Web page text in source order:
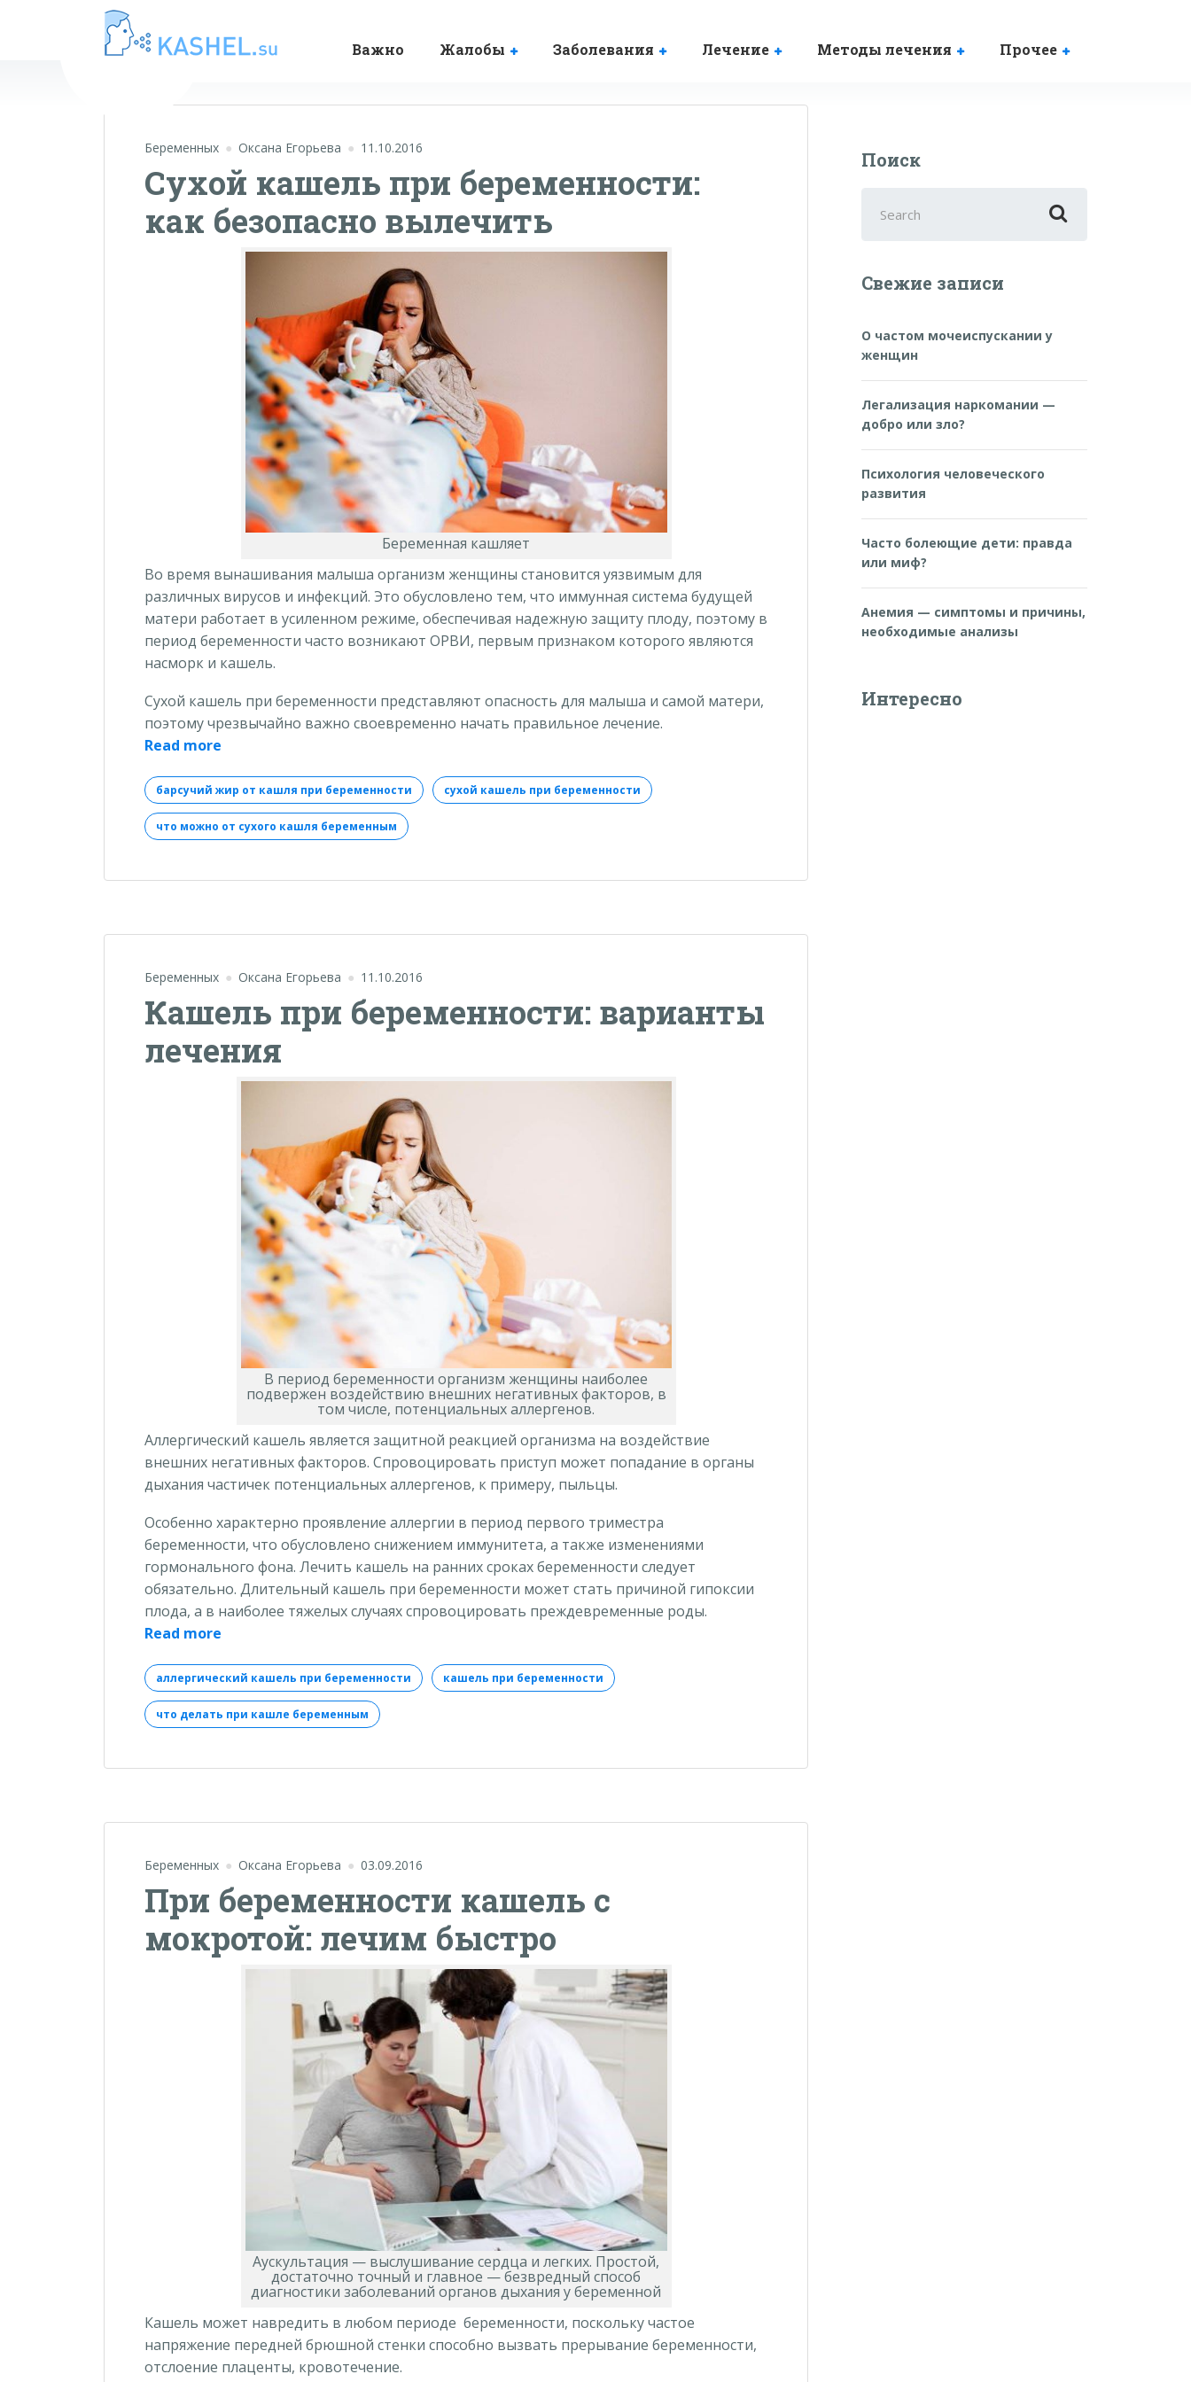
Важно Жалобы Заболевания Лечение Методы лечения Прочее
Беременных Оксана Егорьева 11.10.2016
Сухой кашель при беременности:
как безопасно вылечить
Беременная кашляет
Во время вынашивания малыша организм женщины становится уязвимым для
различных вирусов и инфекций. Это обусловлено тем, что иммунная система будущей
матери работает в усиленном режиме, обеспечивая надежную защиту плоду, поэтому в
период беременности часто возникают ОРВИ, первым признаком которого являются
насморк и кашель.
Сухой кашель при беременности представляют опасность для малыша и самой матери,
поэтому чрезвычайно важно своевременно начать правильное лечение.
Read more
при
беременности:
как
вылечить»
барсучий жир от кашля при беременности сухой кашель при беременности
что можно от сухого кашля беременным
Беременных Оксана Егорьева 11.10.2016
Кашель при беременности: варианты
лечения
В период беременности организм женщины наиболее
подвержен воздействию внешних негативных факторов, в
том числе, потенциальных аллергенов.
Аллергический кашель является защитной реакцией организма на воздействие
внешних негативных факторов. Спровоцировать приступ может попадание в органы
дыхания частичек потенциальных аллергенов, к примеру, пыльцы.
Особенно характерно проявление аллергии в период первого триместра
беременности, что обусловлено снижением иммунитета, а также изменениями
гормонального фона. Лечить кашель на ранних сроках беременности следует
обязательно. Длительный кашель при беременности может стать причиной гипоксии
плода, а в наиболее тяжелых случаях спровоцировать преждевременные роды.
Read more
беременности:
варианты
лечения»
аллергический кашель при беременности кашель при беременности
что делать при кашле беременным
Беременных Оксана Егорьева 03.09.2016
При беременности кашель с
мокротой: лечим быстро
Аускультация — выслушивание сердца и легких. Простой,
достаточно точный и главное — безвредный способ
диагностики заболеваний органов дыхания у беременной
Кашель может навредить в любом периоде беременности, поскольку частое
напряжение передней брюшной стенки способно вызвать прерывание беременности,
отслоение плаценты, кровотечение.
Поиск
for:
Свежие записи
О частом мочеиспускании у
женщин
Легализация наркомании —
добро или зло?
Психология человеческого
развития
Часто болеющие дети: правда
или миф?
Анемия — симптомы и причины,
необходимые анализы
Интересно